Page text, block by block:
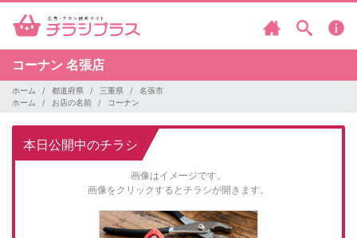
コーナン 名張店
ホーム 都道府県 三重県
名張市
ホーム
お店の名前 コーナン
本日公開中のチラシ
画像はイメージです。
画像をクリックするとチラシが開きます。